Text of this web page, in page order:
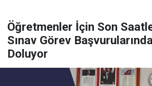
Öğretmenler İçin Son
Sınav Görev
Doluyor